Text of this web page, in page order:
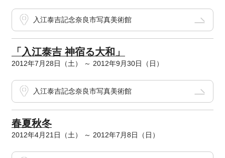
入江泰吉記念奈良市写真美術館
「入江泰吉 神宿る大和」
2012年7月28日（土） ～ 2012年9月30日（日）
入江泰吉記念奈良市写真美術館
春夏秋冬
2012年4月21日（土） ～ 2012年7月8日（日）